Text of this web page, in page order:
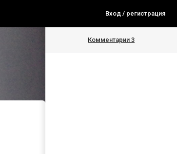
Вход / регистрация
Комментарии 3